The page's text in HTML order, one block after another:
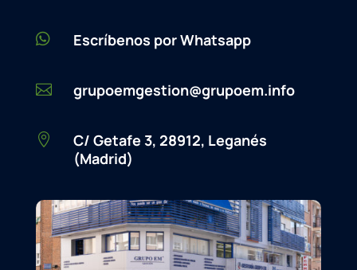
 Escríbenos por Whatsapp
 grupoemgestion@grupoem.info

C/ Getafe 3, 28912, Leganés
(Madrid)